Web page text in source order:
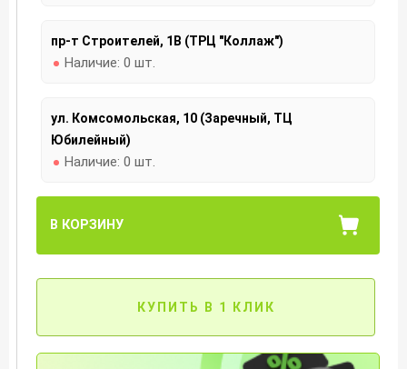
пр-т Строителей, 1В (ТРЦ "Коллаж")
Наличие: 0 шт.
ул. Комсомольская, 10 (Заречный, ТЦ
Юбилейный)
Наличие: 0 шт.
В КОРЗИНУ
КУПИТЬ В 1 КЛИК